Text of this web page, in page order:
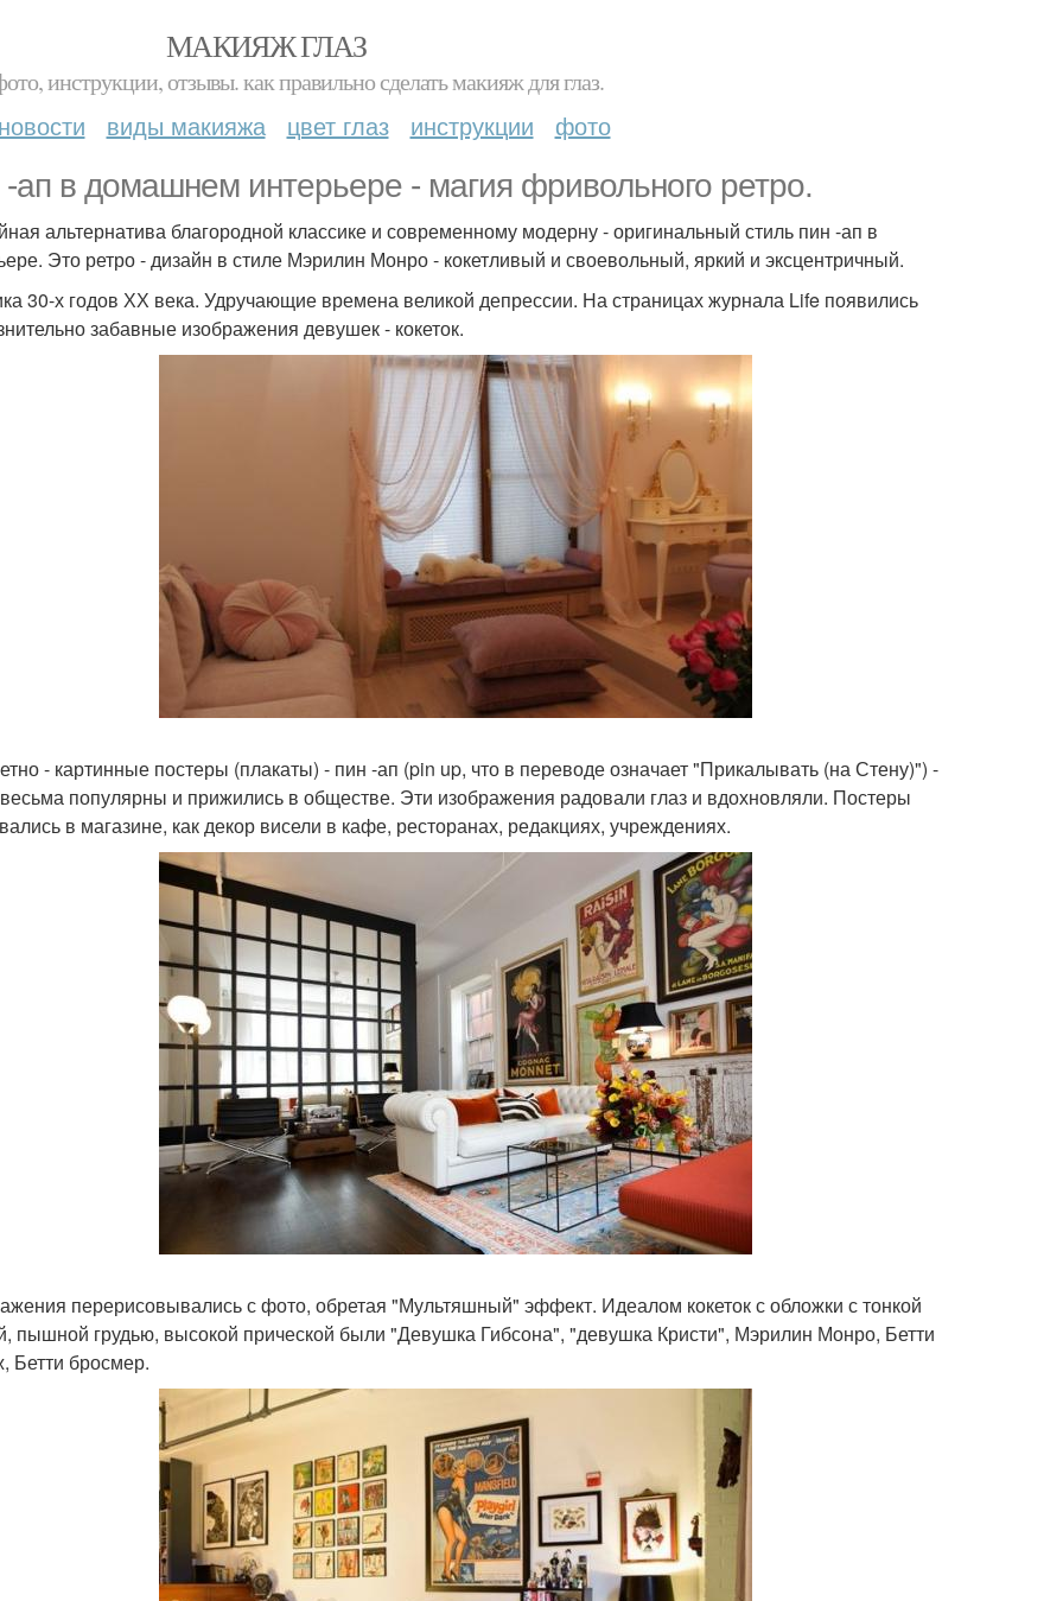
МАКИЯЖ ГЛАЗ
инструкции, отзывы. как правильно сделать макияж для глаз.
новости виды макияжа цвет глаз инструкции фото
ап в домашнем интерьере - магия фривольного ретро.
альтернатива благородной классике и современному модерну - оригинальный стиль пин -ап в
Это ретро - дизайн в стиле Мэрилин Монро - кокетливый и своевольный, яркий и эксцентричный.
30-х годов ХХ века. Удручающие времена великой депрессии. На страницах журнала Life появились
забавные изображения девушек - кокеток.
- картинные постеры (плакаты) - пин -ап (pin up, что в переводе означает "Прикалывать (на Стену)") -
популярны и прижились в обществе. Эти изображения радовали глаз и вдохновляли. Постеры
в магазине, как декор висели в кафе, ресторанах, редакциях, учреждениях.
перерисовывались с фото, обретая "Мультяшный" эффект. Идеалом кокеток с обложки с тонкой
пышной грудью, высокой прической были "Девушка Гибсона", "девушка Кристи", Мэрилин Монро, Бетти
Бетти бросмер.